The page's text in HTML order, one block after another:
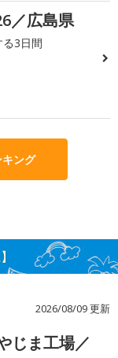
／広島県
3日間
ング
2026/08/09 更新
じま工場／